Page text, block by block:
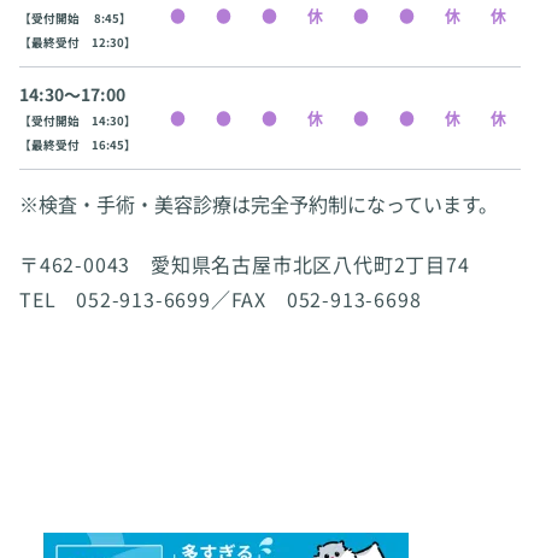
【受付開始 8:45】
【最終受付 12:30】
14:30〜17:00
【受付開始 14:30】
【最終受付 16:45】
※検査・手術・美容診療は完全予約制になっています。
〒462-0043 愛知県名古屋市北区八代町2丁目74
TEL 052-913-6699／FAX 052-913-6698